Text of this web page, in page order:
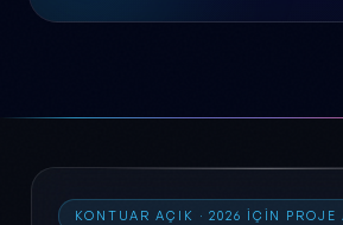
KONTUAR AÇIK · 2026 IÇIN PROJE